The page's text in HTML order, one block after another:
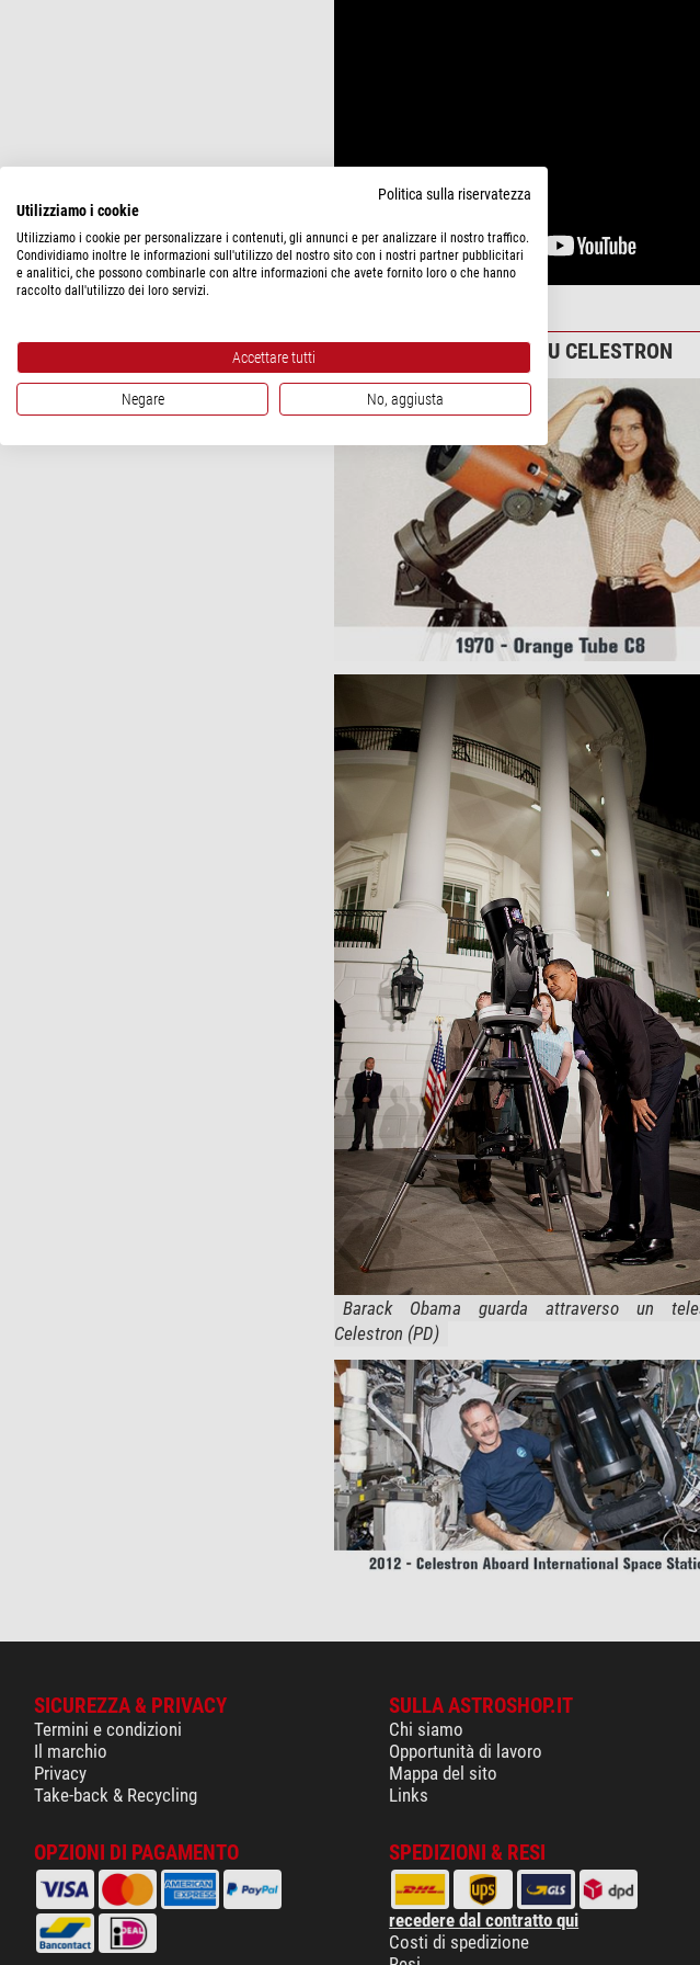
ALTRE INFORMAZIONI SU CELESTRON
Barack Obama guarda attraverso un
Celestron (PD)
SICUREZZA & PRIVACY
Termini e condizioni
Il marchio
Privacy
Take-back & Recycling
SULLA ASTROSHOP.IT
Chi siamo
Opportunità di lavoro
Mappa del sito
Links
OPZIONI DI PAGAMENTO SPEDIZIONI & RESI
recedere dal contratto qui
Costi di spedizione
Politica sulla riservatezza
Utilizziamo i cookie
Utilizziamo i cookie per personalizzare i contenuti, gli annunci e per analizzare il nostro traffico.
Condividiamo inoltre le informazioni sull'utilizzo del nostro sito con i nostri partner pubblicitari
e analitici, che possono combinarle con altre informazioni che avete fornito loro o che hanno
raccolto dall'utilizzo dei loro servizi.
Accettare tutti
Negare No, aggiusta